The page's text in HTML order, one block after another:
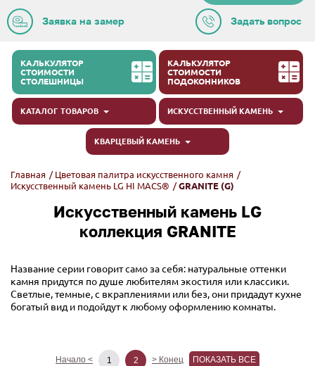
Задать вопрос
Заявка на замер
КАЛЬКУЛЯТОР
СТОИМОСТИ
СТОЛЕШНИЦЫ
КАЛЬКУЛЯТОР
СТОИМОСТИ
ПОДОКОННИКОВ
КАТАЛОГ ТОВАРОВ ИСКУССТВЕННЫЙ КАМЕНЬ
КВАРЦЕВЫЙ КАМЕНЬ
Главная / Цветовая палитра искусственного камня /
Искусственный камень LG HI MACS® /GRANITE (G)
Искусственный камень LG
коллекция GRANITE
Название серии говорит само за себя: натуральные оттенки
камня придутся по душе любителям экостиля или классики.
Светлые, темные, с вкраплениями или без, они придадут кухне
богатый вид и подойдут к любому оформлению комнаты.
Начало < 1 2 > Конец ПОКАЗАТЬ ВСЕ